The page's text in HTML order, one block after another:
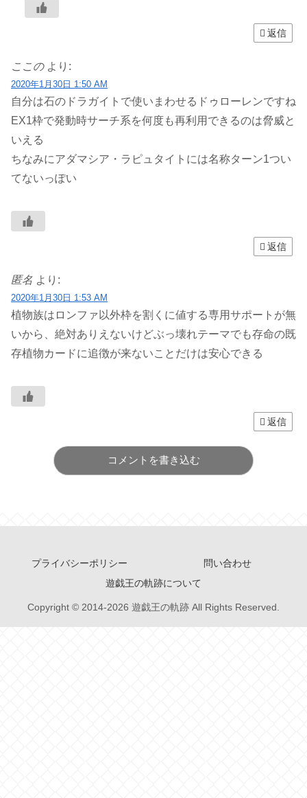
返信
ここの より:
2020年1月30日 1:50 AM
自分は石のドラガイトで使いまわせるドゥローレンですね
EX1枠で発動時サーチ系を何度も再利用できるのは脅威と
いえる
ちなみにアダマシア・ラピュタイトには名称ターン1つい
てないっぽい
返信
匿名 より:
2020年1月30日 1:53 AM
植物族はロンファ以外枠を割くに値する専用サポートが無
いから、絶対ありえないけどぶっ壊れテーマでも存命の既
存植物カードに追徴が来ないことだけは安心できる
返信
コメントを書き込む
プライバシーポリシー
問い合わせ
遊戯王の軌跡について
Copyright © 2014-2026 遊戯王の軌跡 All Rights Reserved.